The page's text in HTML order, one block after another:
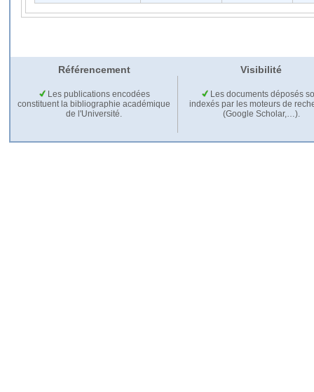
Référencement Visibilité
Les publications encodées
constituent la bibliographie académique
de l'Université.
Les documents déposés
indexés par les moteurs de
(Google Scholar,…).